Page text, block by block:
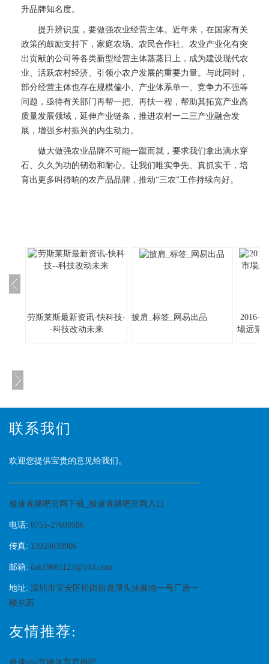
升品牌知名度。
提升辨识度，要做强农业经营主体。近年来，在国家有关
政策的鼓励支持下，家庭农场、农民合作社、农业产业化有突
出贡献的公司等各类新型经营主体蒸蒸日上，成为建设现代农
业、活跃农村经济、引领小农户发展的重要力量。与此同时，
部分经营主体也存在规模偏小、产业体系单一、竞争力不强等
问题，亟待有关部门再帮一把、再扶一程，帮助其拓宽产业高
质量发展领域，延伸产业链条，推进农村一二三产业融合发
展，增强乡村振兴的内生动力。
做大做强农业品牌不可能一蹴而就，要求我们拿出滴水穿
石、久久为功的韧劲和耐心。让我们唯实争先、真抓实干，培
育出更多叫得响的农产品品牌，推动“三农”工作持续向好。
劳斯莱斯最新资讯-快科技-
-科技改动未来
披肩_标签_网易出品
2016-
場远景
联系我们
欢迎您提供宝贵的意见给我们。
极速直播吧官网下载_极速直播吧官网入口
电话: 0755-27699586
传真: 13924638906
邮箱: dsk19681123@163.com
地址: 深圳市宝安区松岗街道潭头油麻地一号厂房一
楼东面
友情推荐: